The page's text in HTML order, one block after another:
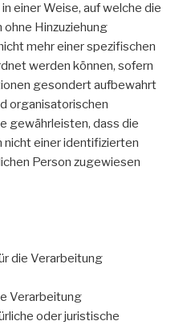
einer Weise, auf welche die
Hinzuziehung
mehr einer spezifischen
werden können, sofern
gesondert aufbewahrt
organisatorischen
gewährleisten, dass die
einer identifizierten
Person zugewiesen
die Verarbeitung
Verarbeitung
oder juristische